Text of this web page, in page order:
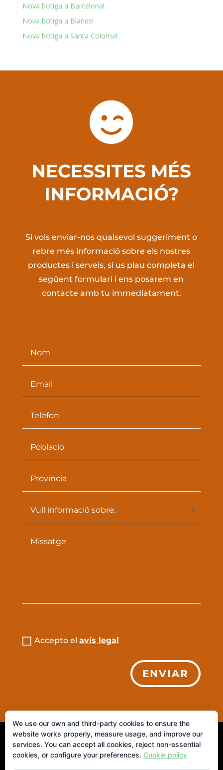
Nova botiga a Barcelona!
Nova botiga a Blanes!
Nova botiga a Santa Coloma!

NECESSITES MÉS
INFORMACIÓ?
Si vols enviar-nos qualsevol suggeriment o
rebre més informació sobre els nostres
productes i serveis, si us plau completa el
següent formulari i ens posarem en
contacte amb tu immediatament.
Accepto elavís legal
ENVIAR
© 2026 IAIANITA. S.L. ·Aviso Legal| Política de
Privacidad|Política de Cookies
We use our own and third-party cookies to ensure the
website works properly, measure usage, and improve our
services. You can accept all cookies, reject non-essential
cookies, or configure your preferences. Cookie policy